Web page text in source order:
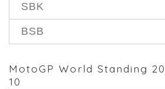
SBK
BSB
MotoGP World Standing
10